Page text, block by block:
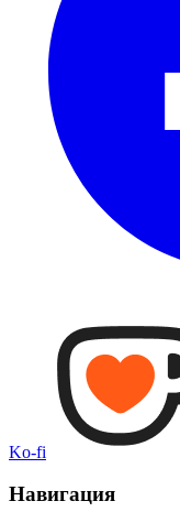
Ko-fi
Навигация